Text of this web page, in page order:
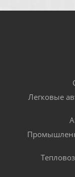
Легковые